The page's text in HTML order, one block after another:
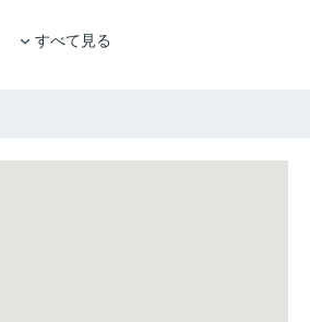
すべて見る